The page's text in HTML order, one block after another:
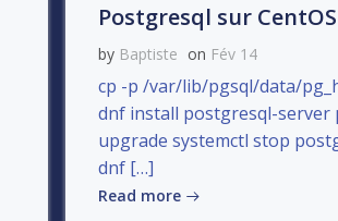
Postgresql sur
by Baptiste on Fév 14
cp -p /var/lib/pgsql/data/
dnf install postgresql-server
upgrade systemctl stop
dnf […]
Read more